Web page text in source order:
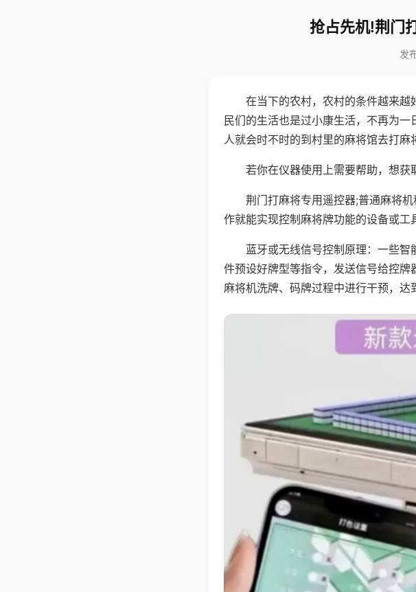
抢占先机!荆门
发
在当下的农村，农村的条件越来
民们的生活也是过小康生活，不再为
人就会时不时的到村里的麻将馆去打麻
若你在仪器使用上需要帮助，想获
荆门打麻将专用遥控器;普通麻将
作就能实现控制麻将牌功能的设备或工
蓝牙或无线信号控制原理：一些
件预设好牌型等指令，发送信号给控
麻将机洗牌、码牌过程中进行干预，达